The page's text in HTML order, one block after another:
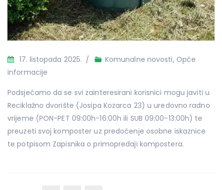
17. listopada 2025. Komunalne novosti, Opće
informacije
Podsjećamo da se svi zainteresirani korisnici mogu javiti u
Reciklažno dvorište (Josipa Kozarca 23) u uredovno radno
vrijeme (PON-PET 09:00h-16:00h ili SUB 09:00-13:00h) te
preuzeti svoj komposter uz predočenje osobne iskaznice
te potpisom Zapisnika o primopredaji kompostera.